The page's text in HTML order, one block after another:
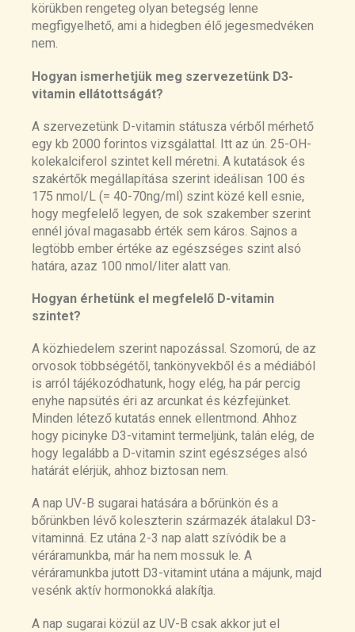
körükben rengeteg olyan betegség lenne
megfigyelhető, ami a hidegben élő jegesmedvéken
nem.
Hogyan ismerhetjük meg szervezetünk D3-
vitamin ellátottságát?
A szervezetünk D-vitamin státusza vérből mérhető
egy kb 2000 forintos vizsgálattal. Itt az ún. 25-OH-
kolekalciferol szintet kell méretni. A kutatások és
szakértők megállapítása szerint ideálisan 100 és
175 nmol/L (= 40-70ng/ml) szint közé kell esnie,
hogy megfelelő legyen, de sok szakember szerint
ennél jóval magasabb érték sem káros. Sajnos a
legtöbb ember értéke az egészséges szint alsó
határa, azaz 100 nmol/liter alatt van.
Hogyan érhetünk el megfelelő D-vitamin
szintet?
A közhiedelem szerint napozással. Szomorú, de az
orvosok többségétől, tankönyvekből és a médiából
is arról tájékozódhatunk, hogy elég, ha pár percig
enyhe napsütés éri az arcunkat és kézfejünket.
Minden létező kutatás ennek ellentmond. Ahhoz
hogy picinyke D3-vitamint termeljünk, talán elég, de
hogy legalább a D-vitamin szint egészséges alsó
határát elérjük, ahhoz biztosan nem.
A nap UV-B sugarai hatására a bőrünkön és a
bőrünkben lévő koleszterin származék átalakul D3-
vitaminná. Ez utána 2-3 nap alatt szívódik be a
véráramunkba, már ha nem mossuk le. A
véráramunkba jutott D3-vitamint utána a májunk, majd
vesénk aktív hormonokká alakítja.
A nap sugarai közül az UV-B csak akkor jut el